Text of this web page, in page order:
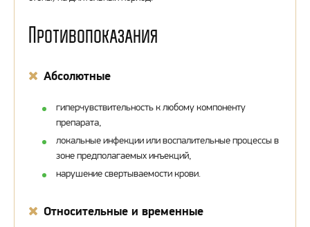
Противопоказания
Абсолютные
гиперчувствительность к любому компоненту
препарата,
локальные инфекции или воспалительные процессы в
зоне предполагаемых инъекций,
нарушение свертываемости крови.
Относительные и временные